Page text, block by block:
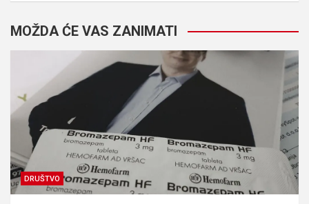
MOŽDA ĆE VAS ZANIMATI
DRUŠTVO